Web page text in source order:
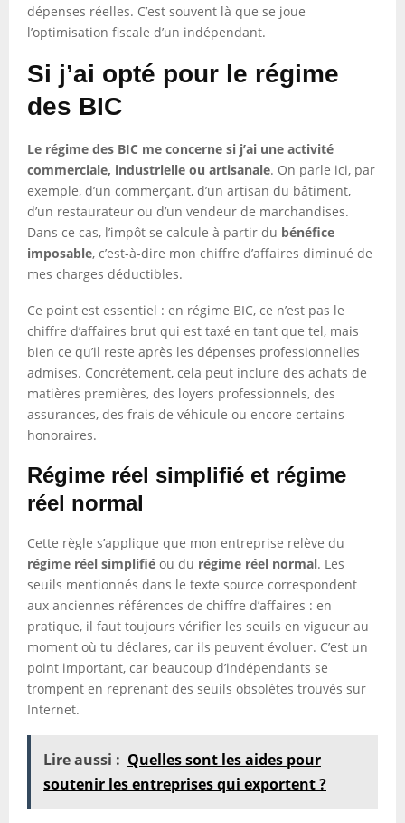
dépenses réelles. C’est souvent là que se joue
l’optimisation fiscale d’un indépendant.
Si j’ai opté pour le régime
des BIC
Le régime des BIC me concerne si j’ai une activité
commerciale, industrielle ou artisanale. On parle ici, par
exemple, d’un commerçant, d’un artisan du bâtiment,
d’un restaurateur ou d’un vendeur de marchandises.
Dans ce cas, l’impôt se calcule à partir du bénéfice
imposable, c’est-à-dire mon chiffre d’affaires diminué de
mes charges déductibles.
Ce point est essentiel : en régime BIC, ce n’est pas le
chiffre d’affaires brut qui est taxé en tant que tel, mais
bien ce qu’il reste après les dépenses professionnelles
admises. Concrètement, cela peut inclure des achats de
matières premières, des loyers professionnels, des
assurances, des frais de véhicule ou encore certains
honoraires.
Régime réel simplifié et régime
réel normal
Cette règle s’applique que mon entreprise relève du
régime réel simplifié ou du régime réel normal. Les
seuils mentionnés dans le texte source correspondent
aux anciennes références de chiffre d’affaires : en
pratique, il faut toujours vérifier les seuils en vigueur au
moment où tu déclares, car ils peuvent évoluer. C’est un
point important, car beaucoup d’indépendants se
trompent en reprenant des seuils obsolètes trouvés sur
Internet.
Lire aussi : Quelles sont les aides pour
soutenir les entreprises qui exportent ?